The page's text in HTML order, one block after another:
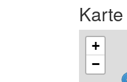
Karte
+
−